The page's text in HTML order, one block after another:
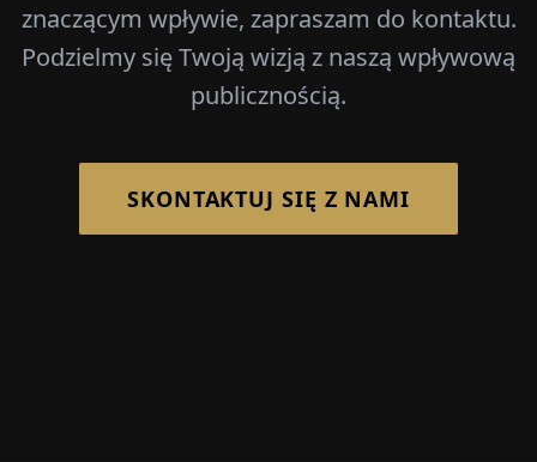
znaczącym wpływie, zapraszam do kontaktu.
Podzielmy się Twoją wizją z naszą wpływową
publicznością.
SKONTAKTUJ SIĘ Z NAMI